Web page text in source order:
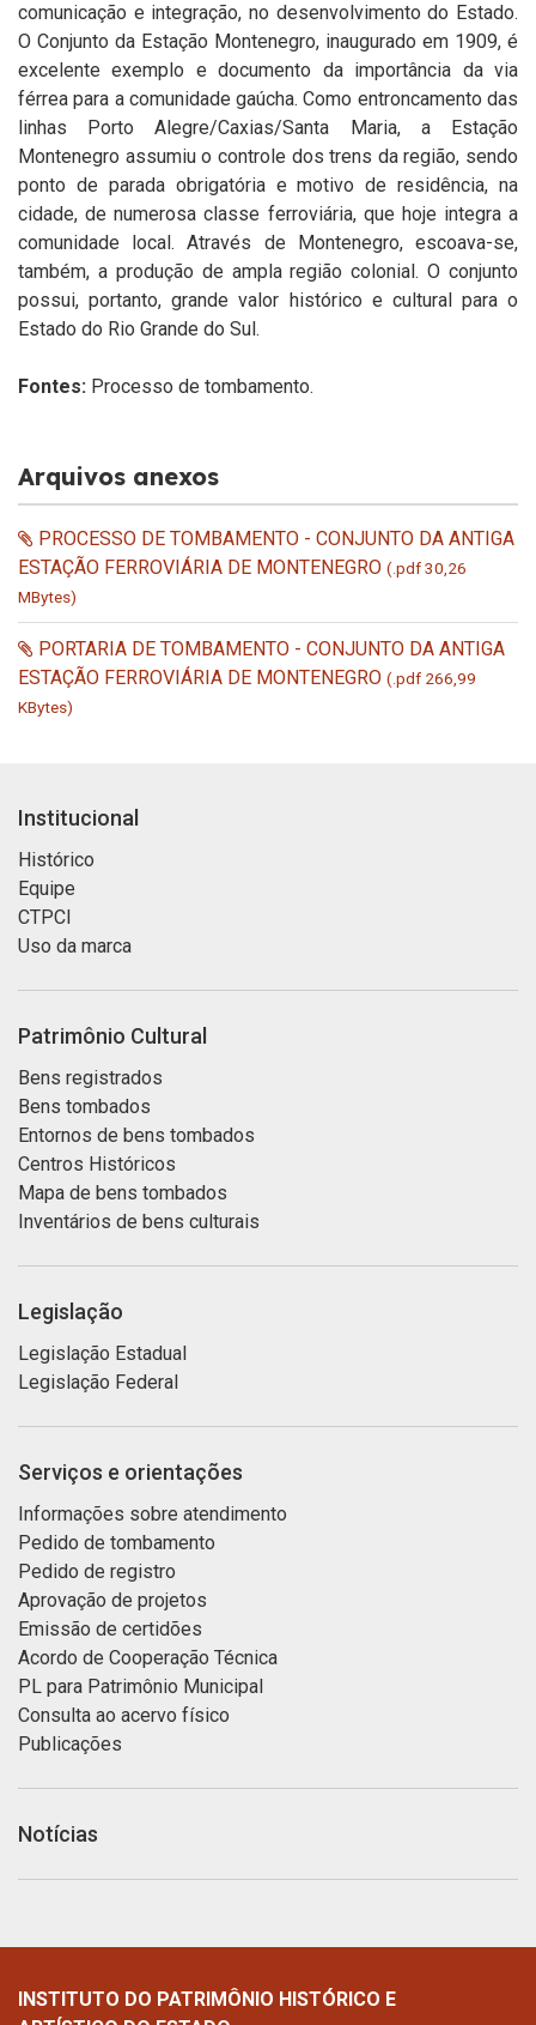
comunicação e integração, no desenvolvimento do Estado.
O Conjunto da Estação Montenegro, inaugurado em 1909, é
excelente exemplo e documento da importância da via
férrea para a comunidade gaúcha. Como entroncamento das
linhas Porto Alegre/Caxias/Santa Maria, a Estação
Montenegro assumiu o controle dos trens da região, sendo
ponto de parada obrigatória e motivo de residência, na
cidade, de numerosa classe ferroviária, que hoje integra a
comunidade local. Através de Montenegro, escoava-se,
também, a produção de ampla região colonial. O conjunto
possui, portanto, grande valor histórico e cultural para o
Estado do Rio Grande do Sul.
Fontes: Processo de tombamento.
Arquivos anexos
PROCESSO DE TOMBAMENTO - CONJUNTO DA ANTIGA
ESTAÇÃO FERROVIÁRIA DE MONTENEGRO (.pdf 30,26
MBytes)
PORTARIA DE TOMBAMENTO - CONJUNTO DA ANTIGA
ESTAÇÃO FERROVIÁRIA DE MONTENEGRO (.pdf 266,99
KBytes)
Institucional
Histórico
Equipe
CTPCI
Uso da marca
Patrimônio Cultural
Bens registrados
Bens tombados
Entornos de bens tombados
Centros Históricos
Mapa de bens tombados
Inventários de bens culturais
Legislação
Legislação Estadual
Legislação Federal
Serviços e orientações
Informações sobre atendimento
Pedido de tombamento
Pedido de registro
Aprovação de projetos
Emissão de certidões
Acordo de Cooperação Técnica
PL para Patrimônio Municipal
Consulta ao acervo físico
Publicações
Notícias
INSTITUTO DO PATRIMÔNIO HISTÓRICO E